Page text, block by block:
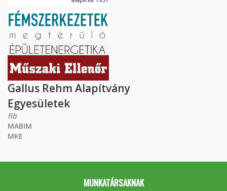
Gallus Rehm Alapítvány
Egyesületek
fib
MABIM
MKE
MUNKATÁRSAKNAK